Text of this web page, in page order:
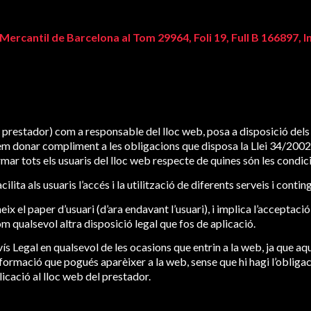
de Barcelona al Tom 29964, Foli 19, Full B 166897,
com a responsable del lloc web, posa a disposició
donar compliment a les obligacions que disposa la Llei 34/
tots els usuaris del lloc web respecte de quines són les
als usuaris l’accés i la utilització de diferents serveis i
el paper d’usuari (d’ara endavant l’usuari), i implica
qualsevol altra disposició legal que fos de aplicació.
Legal en qualsevol de les ocasions que entrin a la web, ja que
que pogués aparèixer a la web, sense que hi hagi
al lloc web del prestador.